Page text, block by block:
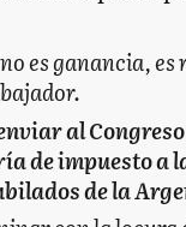
es ganancia,
al
de impuesto a
de la